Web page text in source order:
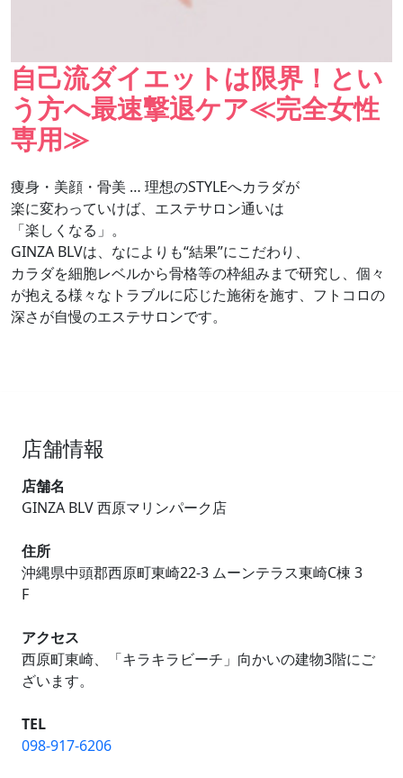
自己流ダイエットは限界！とい
う方へ最速撃退ケア≪完全女性
専用≫
痩身・美顔・骨美 … 理想のSTYLEへカラダが
楽に変わっていけば、エステサロン通いは
「楽しくなる」。
GINZA BLVは、なによりも“結果”にこだわり、
カラダを細胞レベルから骨格等の枠組みまで研究し、個々
が抱える様々なトラブルに応じた施術を施す、フトコロの
深さが自慢のエステサロンです。
店舗情報
店舗名
GINZA BLV 西原マリンパーク店
住所
沖縄県中頭郡西原町東崎22-3 ムーンテラス東崎C棟 3
F
アクセス
西原町東崎、「キラキラビーチ」向かいの建物3階にご
ざいます。
TEL
098-917-6206